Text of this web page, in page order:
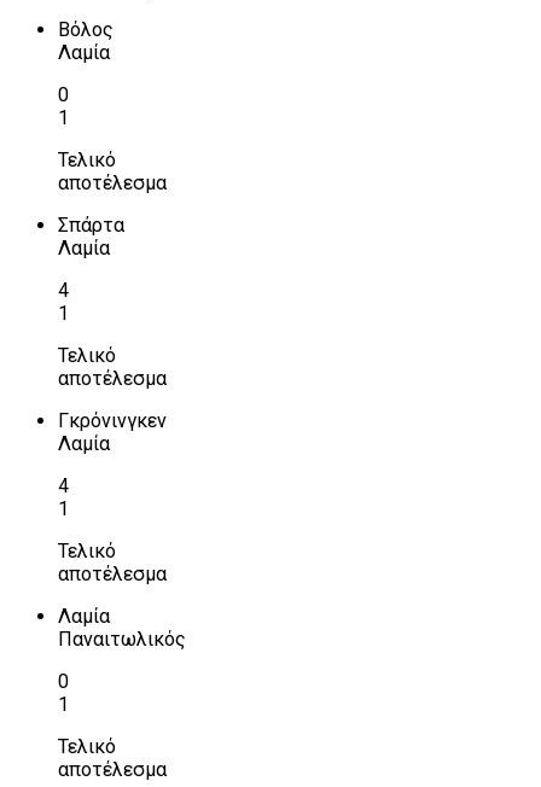
Βόλος
Λαμία
0
1
Τελικό
αποτέλεσμα
Σπάρτα
Λαμία
4
1
Τελικό
αποτέλεσμα
Γκρόνινγκεν
Λαμία
4
1
Τελικό
αποτέλεσμα
Λαμία
Παναιτωλικός
0
1
Τελικό
αποτέλεσμα